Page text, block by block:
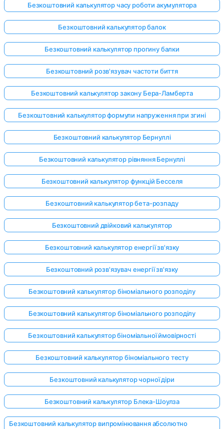
Безкоштовний калькулятор часу роботи акумулятора
Безкоштовний калькулятор балок
Безкоштовний калькулятор прогину балки
Безкоштовний розв'язувач частоти биття
Безкоштовний калькулятор закону Бера-Ламберта
Безкоштовний калькулятор формули напруження при згині
Безкоштовний калькулятор Бернуллі
Безкоштовний калькулятор рівняння Бернуллі
Безкоштовний калькулятор функцій Бесселя
Безкоштовний калькулятор бета-розпаду
Безкоштовний двійковий калькулятор
Безкоштовний калькулятор енергії зв'язку
Безкоштовний розв'язувач енергії зв'язку
Безкоштовний калькулятор біноміального розподілу
Безкоштовний калькулятор біноміального розподілу
Безкоштовний калькулятор біноміальної ймовірності
Безкоштовний калькулятор біноміального тесту
Безкоштовний калькулятор чорної діри
Безкоштовний калькулятор Блека-Шоулза
Безкоштовний калькулятор випромінювання абсолютно